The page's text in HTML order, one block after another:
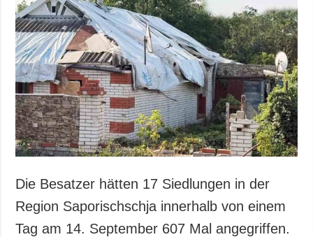
Die Besatzer hätten 17 Siedlungen in der
Region Saporischschja innerhalb von einem
Tag am 14. September 607 Mal angegriffen.